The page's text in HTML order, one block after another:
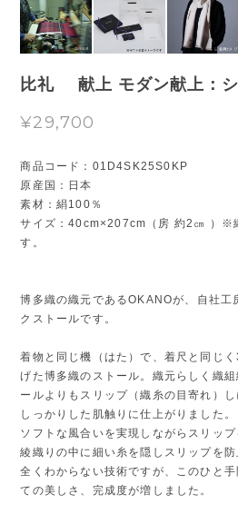
比礼 献上 モダン献上：
¥29,700
商品コード：01D4SK25S0KP
原産国：日本
素材：絹100％
サイズ：40cm×207cm（房 約2㎝ ）※
す。
博多織の織元であるOKANOが、自社工
クストールです。
着物と同じ機（はた）で、着尺と同じ
げた博多織のストール。織元らしく織
ールよりもスリップ（織糸の目寄れ）
しっかりした肌触りに仕上がりました。
ソフトな風合いを実現しながらスリップ
綾織りの中に細い糸を隠しスリップを
全くわからない技術ですが、このひと
ての美しさ、完成度が増しました。